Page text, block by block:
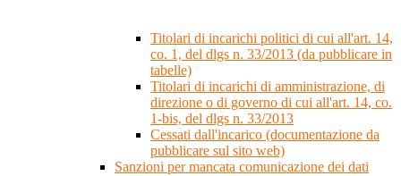
Titolari di incarichi politici di cui all'art. 14,
co. 1, del dlgs n. 33/2013 (da pubblicare in
tabelle)
Titolari di incarichi di amministrazione, di
direzione o di governo di cui all'art. 14, co.
1-bis, del dlgs n. 33/2013
Cessati dall'incarico (documentazione da
pubblicare sul sito web)
Sanzioni per mancata comunicazione dei dati